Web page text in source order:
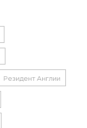
Резидент Англии